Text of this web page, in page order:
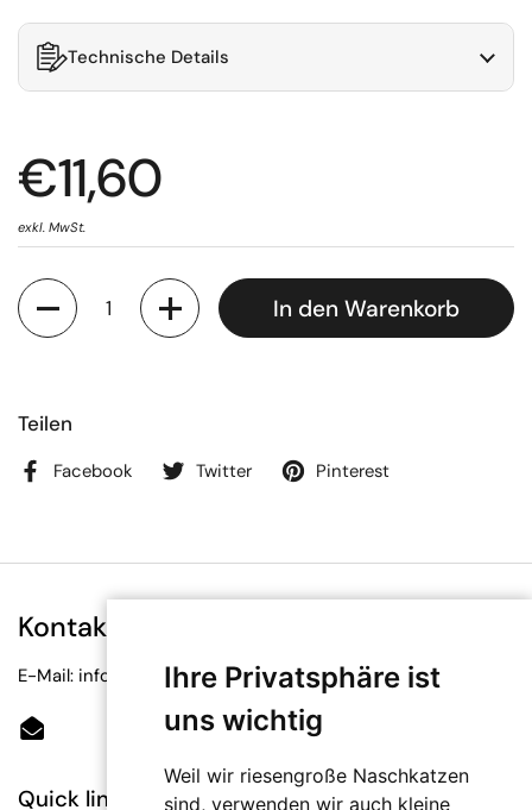
Ihre Privatsphäre ist
uns wichtig
Weil wir riesengroße Naschkatzen
sind, verwenden wir auch kleine
Technische Details
€11,60
exkl. MwSt.
Anzahl
In den Warenkorb
Teilen
Facebook Twitter Pinterest
Kontakt
E-Mail: info@bioetiketten.at
Email
Quick links